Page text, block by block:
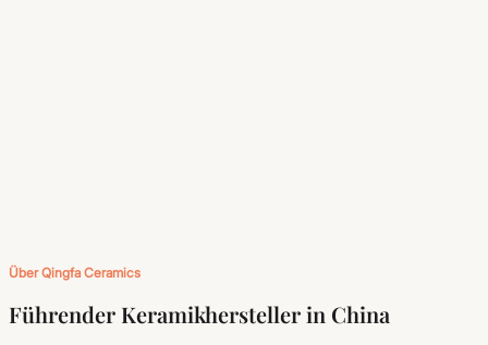
Über Qingfa Ceramics
Führender Keramikhersteller in China